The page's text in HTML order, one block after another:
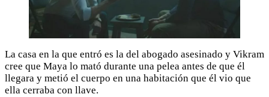
La casa en la que entró es la del abogado asesinado y Vikram
cree que Maya lo mató durante una pelea antes de que él
llegara y metió el cuerpo en una habitación que él vio que
ella cerraba con llave.